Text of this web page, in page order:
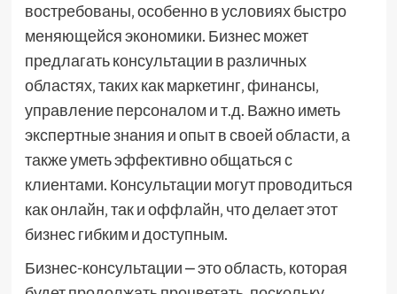
востребованы‚ особенно в условиях быстро
меняющейся экономики. Бизнес может
предлагать консультации в различных
областях‚ таких как маркетинг‚ финансы‚
управление персоналом и т.д. Важно иметь
экспертные знания и опыт в своей области‚ а
также уметь эффективно общаться с
клиентами. Консультации могут проводиться
как онлайн‚ так и оффлайн‚ что делает этот
бизнес гибким и доступным.
Бизнес-консультации ⎼ это область‚ которая